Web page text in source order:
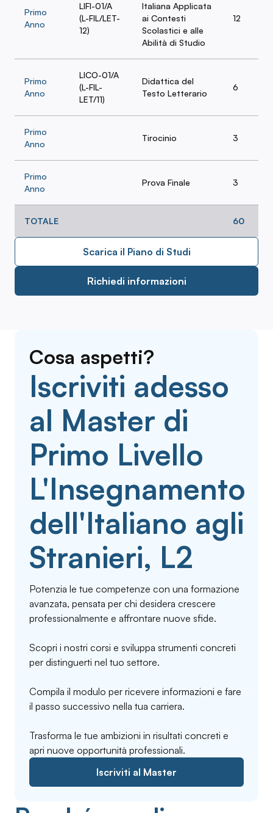
Primo
Anno
LIFI-01/A
(L-FIL/LET-
12)
Italiana Applicata
ai Contesti
Scolastici e alle
Abilità di Studio
12
Primo
Anno
LICO-01/A
(L-FIL-
LET/11)
Didattica del
Testo Letterario
6
Primo
Anno
Tirocinio 3
Primo
Anno
Prova Finale 3
TOTALE 60
Scarica il Piano di Studi
Richiedi informazioni
Cosa aspetti?
Iscriviti adesso
al Master di
Primo Livello
L'Insegnamento
dell'Italiano agli
Stranieri, L2
Potenzia le tue competenze con una formazione
avanzata, pensata per chi desidera crescere
professionalmente e affrontare nuove sfide.
Scopri i nostri corsi e sviluppa strumenti concreti
per distinguerti nel tuo settore.
Compila il modulo per ricevere informazioni e fare
il passo successivo nella tua carriera.
Trasforma le tue ambizioni in risultati concreti e
apri nuove opportunità professionali.
Iscriviti al Master